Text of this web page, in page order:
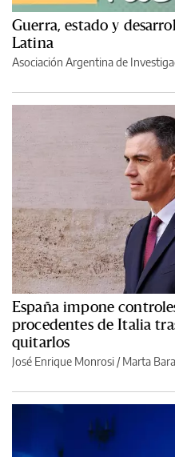
Guerra, estado y
Latina
Asociación Argentina de
España impone
procedentes de Italia
quitarlos
José Enrique Monrosi / Marta